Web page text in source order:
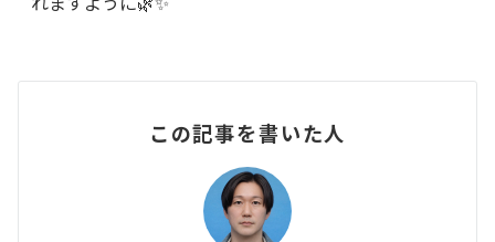
この記事を書いた人